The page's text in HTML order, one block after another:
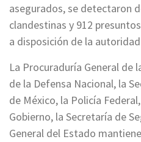
asegurados, se detectaron
clandestinas y 912
a disposición de la
La Procuraduría General de
de la Defensa Nacional, la
de México, la Policía
Gobierno, la Secretaría de
General del Estado